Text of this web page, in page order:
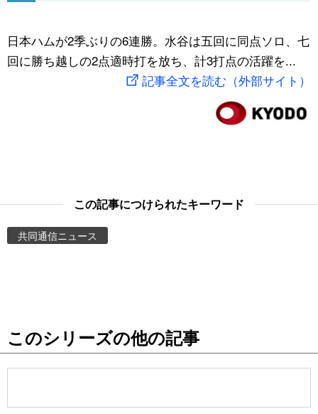
社会
スポーツ・東京2020
旅と暮らし
Images
暮らし
日本ハムが2季ぶりの6連勝。水谷は五回に同点ソロ、七
回に勝ち越しの2点適時打を放ち、計3打点の活躍を...
記事全文を読む（外部サイト）
この記事につけられたキーワード
共同通信ニュース
このシリーズの他の記事